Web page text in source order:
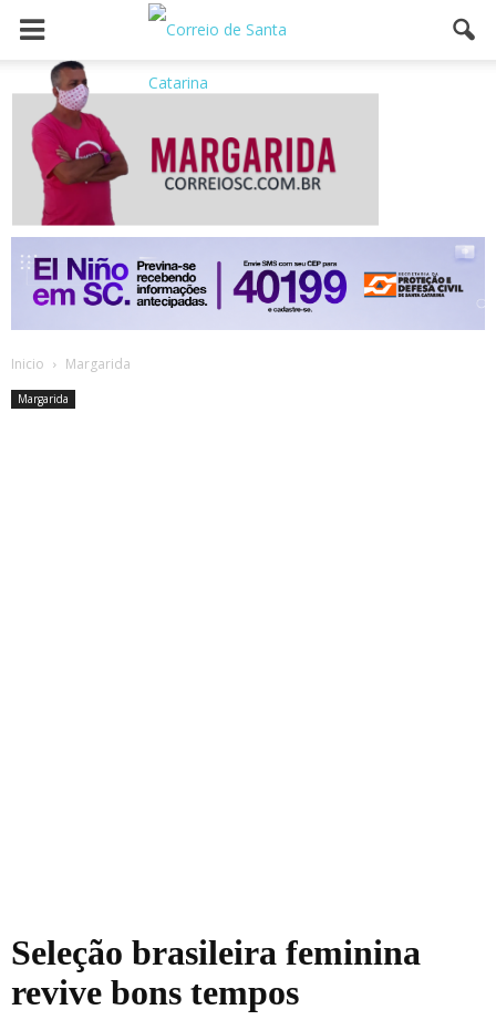
Inicio Margarida
Margarida
Seleção brasileira feminina
revive bons tempos